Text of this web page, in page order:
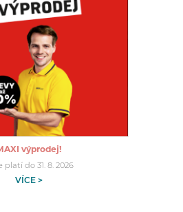
výprodej!
platí do 31. 8. 2026
VÍCE >